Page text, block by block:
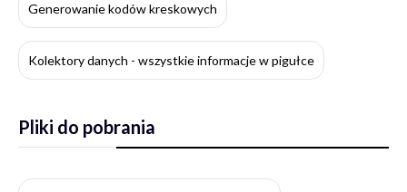
Generowanie kodów kreskowych
Kolektory danych - wszystkie informacje w pigułce
Pliki do pobrania